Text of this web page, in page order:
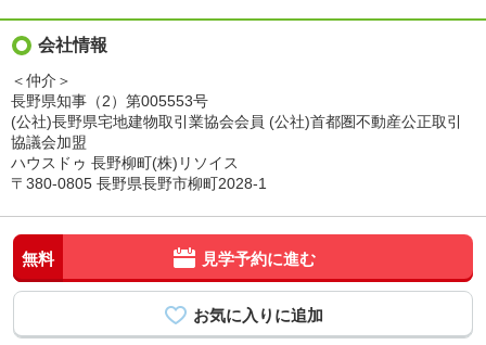
会社情報
＜仲介＞
長野県知事（2）第005553号
(公社)長野県宅地建物取引業協会会員 (公社)首都圏不動産公正取引
協議会加盟
ハウスドゥ 長野柳町(株)リソイス
〒380-0805 長野県長野市柳町2028-1
無料 見学予約に進む